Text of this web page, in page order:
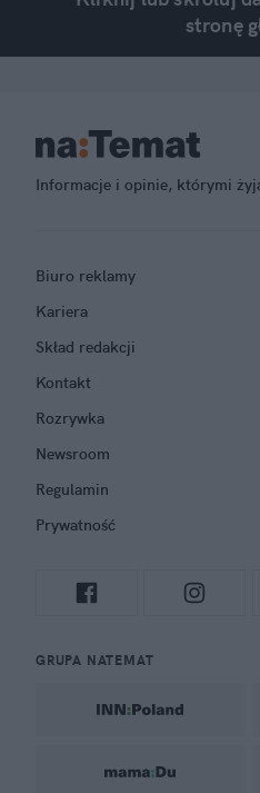
stronę
Informacje i opinie, którymi
Biuro reklamy
Kariera
Skład redakcji
Kontakt
Rozrywka
Newsroom
Regulamin
Prywatność
GRUPA NATEMAT